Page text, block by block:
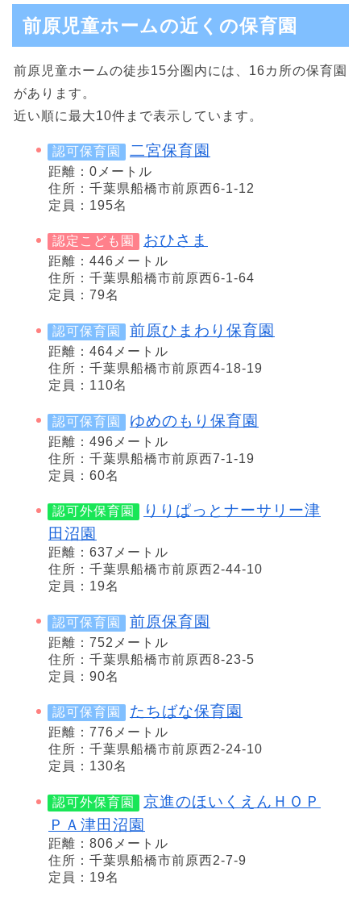
前原児童ホームの近くの保育園
前原児童ホームの徒歩15分圏内には、16カ所の保育園
があります。
近い順に最大10件まで表示しています。
認可保育園 二宮保育園
距離：0メートル
住所：千葉県船橋市前原西6-1-12
定員：195名
認定こども園 おひさま
距離：446メートル
住所：千葉県船橋市前原西6-1-64
定員：79名
認可保育園 前原ひまわり保育園
距離：464メートル
住所：千葉県船橋市前原西4-18-19
定員：110名
認可保育園 ゆめのもり保育園
距離：496メートル
住所：千葉県船橋市前原西7-1-19
定員：60名
認可外保育園
りりぱっとナーサリー津
田沼園
距離：637メートル
住所：千葉県船橋市前原西2-44-10
定員：19名
認可保育園 前原保育園
距離：752メートル
住所：千葉県船橋市前原西8-23-5
定員：90名
認可保育園 たちばな保育園
距離：776メートル
住所：千葉県船橋市前原西2-24-10
定員：130名
認可外保育園
京進のほいくえんＨＯＰ
ＰＡ津田沼園
距離：806メートル
住所：千葉県船橋市前原西2-7-9
定員：19名